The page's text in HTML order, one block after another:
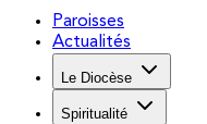
Paroisses
Actualités
Le Diocèse
Spiritualité